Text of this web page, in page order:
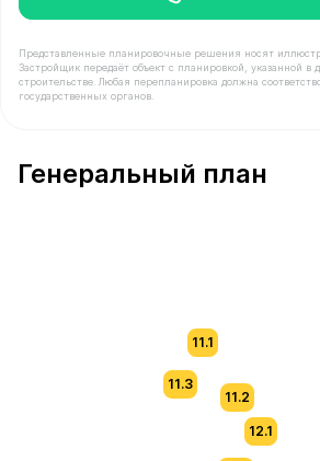
Представленные планировочные решения носят
Застройщик передаёт объект с планировкой, указанной в
строительстве. Любая перепланировка должна
государственных органов.
Генеральный план
11.3
11.1
11.2
12.1